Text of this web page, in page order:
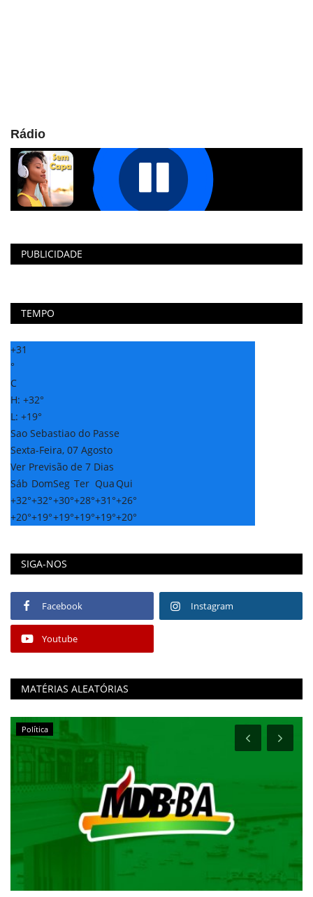
Rádio
PUBLICIDADE
TEMPO
+31
°
C
H: +32°
L: +19°
Sao Sebastiao do Passe
Sexta-Feira, 07 Agosto
Ver Previsão de 7 Dias
Sáb DomSeg Ter Qua Qui
+32°+32°+30°+28°+31°+26°
+20°+19°+19°+19°+19°+20°
SIGA-NOS
Facebook Instagram
Youtube
MATÉRIAS ALEATÓRIAS
Política